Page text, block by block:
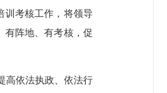
训考核工作，将领导
有阵地、有考核，促
高依法执政、依法行